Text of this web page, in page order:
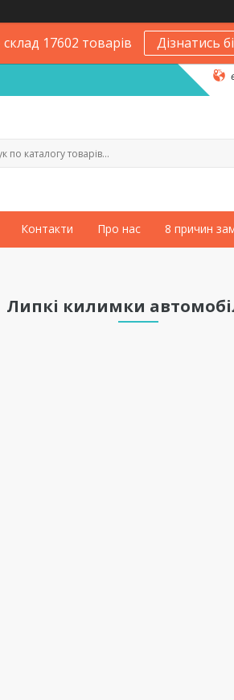
17602 товарів Дізнатись
Контакти Про нас 8 причин
Липкі килимки